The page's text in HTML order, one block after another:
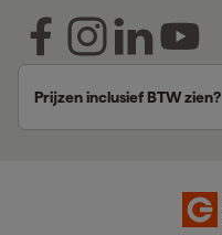
Prijzen inclusief BTW zien?